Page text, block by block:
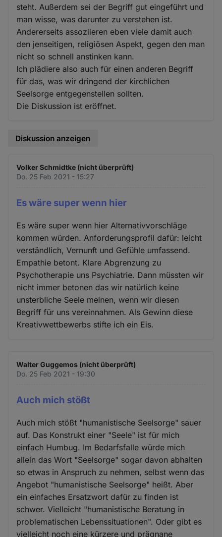
steht. Außerdem sei der Begriff gut eingeführt und
man wisse, was darunter zu verstehen ist.
Andererseits assoziieren eben viele damit auch
den jenseitigen, religiösen Aspekt, gegen den man
nicht so schnell anstinken kann.
Ich plädiere also auch für einen anderen Begriff
für das, was wir dringend der kirchlichen
Seelsorge entgegenstellen sollten.
Die Diskussion ist eröffnet.
Diskussion anzeigen
Volker Schmidtke (nicht überprüft)
Do. 25 Feb 2021 - 15:27
Es wäre super wenn hier
Es wäre super wenn hier Alternativvorschläge
kommen würden. Anforderungsprofil dafür: leicht
verständlich, Vernunft und Gefühle umfassend.
Empathie betont. Klare Abgrenzung zu
Psychotherapie uns Psychiatrie. Dann müssten wir
nicht immer betonen das wir natürlich keine
unsterbliche Seele meinen, wenn wir diesen
Begriff für uns vereinnahmen. Als Gewinn diese
Kreativwettbewerbs stifte ich ein Eis.
Walter Guggemos (nicht überprüft)
Do. 25 Feb 2021 - 19:30
Auch mich stößt
Auch mich stößt "humanistische Seelsorge" sauer
auf. Das Konstrukt einer "Seele" ist für mich
einfach Humbug. Im Bedarfsfalle würde mich
allein das Wort "Seelsorge" sogar davon abhalten
so etwas in Anspruch zu nehmen, selbst wenn das
Angebot "humanistische Seelsorge" heißt. Aber
ein einfaches Ersatzwort dafür zu finden ist
schwer. Vielleicht "humanistische Beratung in
problematischen Lebenssituationen". Oder gibt es
vielleicht noch eine kürzere und prägnane